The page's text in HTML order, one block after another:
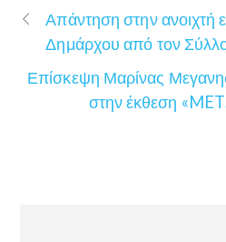
Απάντηση στην ανοιχτή
Δημάρχου από τον
Επίσκεψη Μαρίνας
στην έκθεση